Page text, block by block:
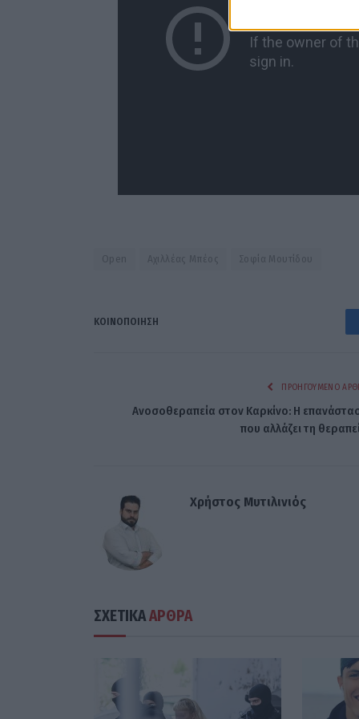
Open Αχιλλέας Μπέος Σοφία Μουτίδου
ΚΟΙΝΟΠΟΊΗΣΗ
ΠΡΟΗΓΟΎΜΕΝΟ
Ανοσοθεραπεία στον Καρκίνο: Η
που αλλάζει τη
Χρήστος Μυτιλινιός
ΣΧΕΤΙΚΑΑΡΘΡΑ